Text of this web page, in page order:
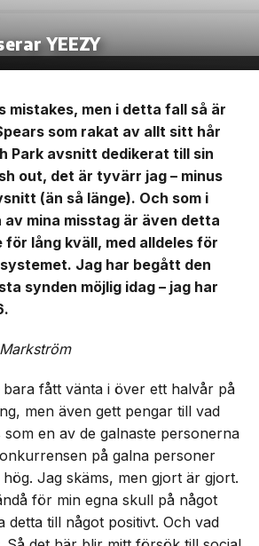
YEEZY
mistakes, men i detta fall så är
som rakat av allt sitt hår
Park avsnitt dedikerat till sin
out, det är tyvärr jag – minus
(än så länge). Och som i
av mina misstag är även detta
lång kväll, med alldeles för
Jag har begått den
synden möjlig idag – jag har
fått vänta i över ett halvår på
men även gett pengar till vad
en av de galnaste personerna
på galna personer
Jag skäms, men gjort är gjort.
för min egna skull på något
detta till något positivt. Och vad